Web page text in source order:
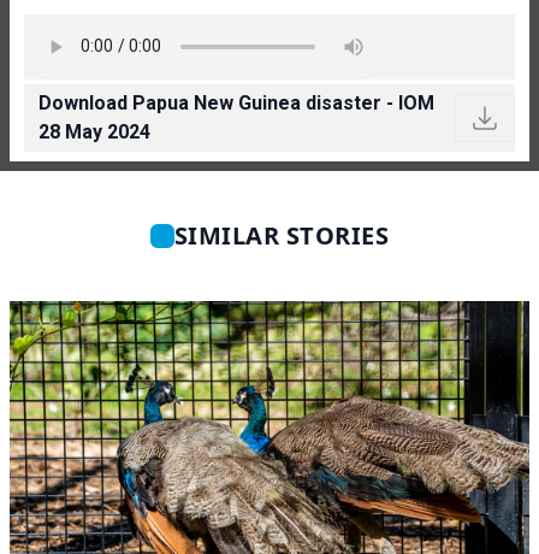
Download Papua New Guinea disaster - IOM
28 May 2024
SIMILAR STORIES